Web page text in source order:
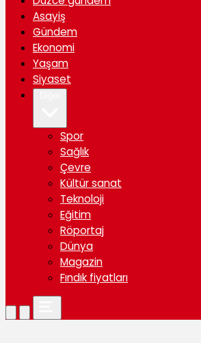
Asayiş
Gündem
Ekonomi
Yaşam
Siyaset
Spor
Sağlık
Çevre
Kültür sanat
Teknoloji
Eğitim
Röportaj
Dünya
Magazin
Fındık fiyatları